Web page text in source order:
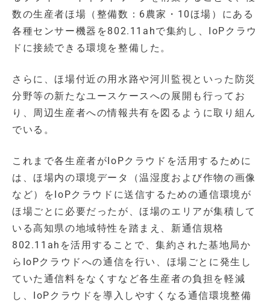
数の生産者ほ場（整備数：6農家・10ほ場）にある
各種センサー機器を802.11ahで集約し、IoPクラウ
ドに接続できる環境を整備した。
さらに、ほ場付近の用水路や河川監視といった防災
分野等の新たなユースケースへの展開も行ってお
り、周辺生産者への情報共有を図るように取り組ん
でいる。
これまで各生産者がIoPクラウドを活用するために
は、ほ場内の環境データ（温湿度および作物の画像
など）をIoPクラウドに送信するための通信環境が
ほ場ごとに必要だったが、ほ場のエリアが集積して
いる高知県の地域特性を踏まえ、新通信規格
802.11ahを活用することで、集約された基地局か
らIoPクラウドへの通信を行い、ほ場ごとに発生し
ていた通信料をなくすなど各生産者の負担を軽減
し、IoPクラウドを導入しやすくなる通信環境整備